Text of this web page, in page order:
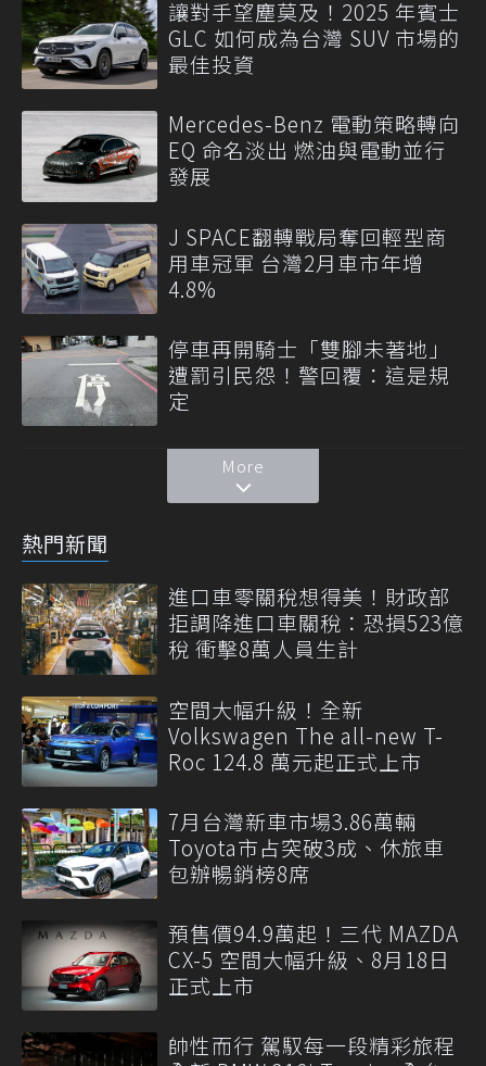
讓對手望塵莫及！2025 年賓士
GLC 如何成為台灣 SUV 市場的
最佳投資
Mercedes-Benz 電動策略轉向
EQ 命名淡出 燃油與電動並行
發展
J SPACE翻轉戰局奪回輕型商
用車冠軍 台灣2月車市年增
4.8%
停車再開騎士「雙腳未著地」
遭罰引民怨！警回覆：這是規
定
More
熱門新聞
進口車零關稅想得美！財政部
拒調降進口車關稅：恐損523億
稅 衝擊8萬人員生計
空間大幅升級！全新
Volkswagen The all-new T-
Roc 124.8 萬元起正式上市
7月台灣新車市場3.86萬輛
Toyota市占突破3成、休旅車
包辦暢銷榜8席
預售價94.9萬起！三代 MAZDA
CX-5 空間大幅升級、8月18日
正式上市
帥性而行 駕馭每一段精彩旅程